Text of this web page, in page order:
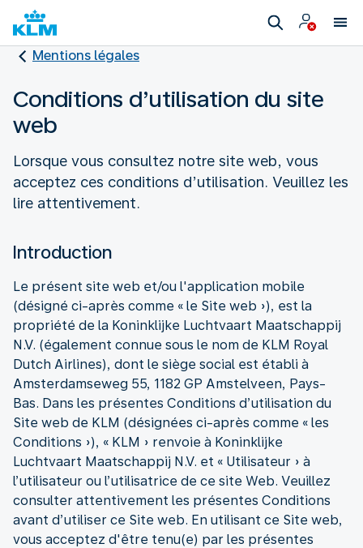
Mentions légales
Conditions d’utilisation du site
web
Lorsque vous consultez notre site web, vous
acceptez ces conditions d’utilisation. Veuillez les
lire attentivement.
Introduction
Le présent site web et/ou l'application mobile
(désigné ci-après comme « le Site web »), est la
propriété de la Koninklijke Luchtvaart Maatschappij
N.V. (également connue sous le nom de KLM Royal
Dutch Airlines), dont le siège social est établi à
Amsterdamseweg 55, 1182 GP Amstelveen, Pays-
Bas. Dans les présentes Conditions d’utilisation du
Site web de KLM (désignées ci-après comme « les
Conditions »), « KLM » renvoie à Koninklijke
Luchtvaart Maatschappij N.V. et « Utilisateur » à
l’utilisateur ou l’utilisatrice de ce site Web. Veuillez
consulter attentivement les présentes Conditions
avant d’utiliser ce Site web. En utilisant ce Site web,
vous acceptez d'être tenu(e) par les présentes